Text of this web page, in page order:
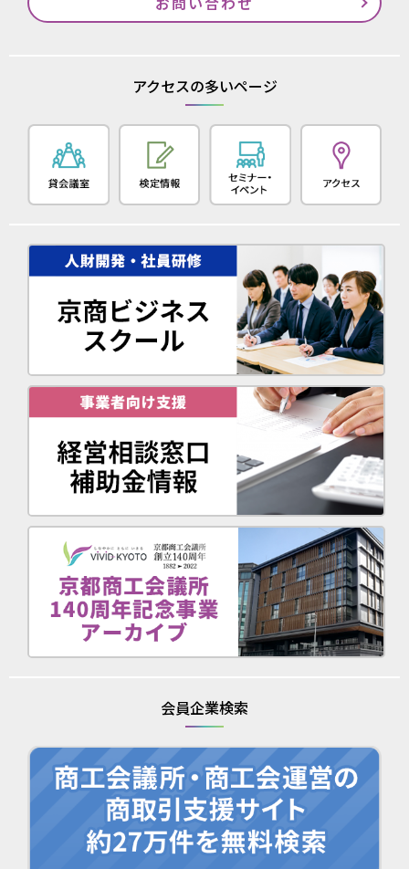
アクセスの多いページ
会員企業検索